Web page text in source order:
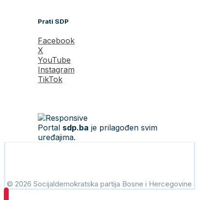
Prati SDP
Facebook
X
YouTube
Instagram
TikTok
Portal sdp.ba je prilagođen svim
uređajima.
© 2026 Socijaldemokratska partija Bosne i Hercegovine